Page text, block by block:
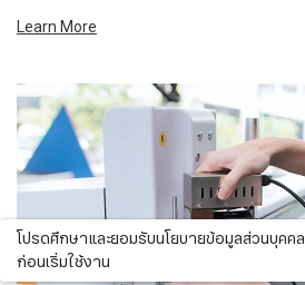
โปรดศึกษาและยอมรับนโยบายข้อมูลส่วนบุคคล
ก่อนเริ่มใช้งาน
Learn More